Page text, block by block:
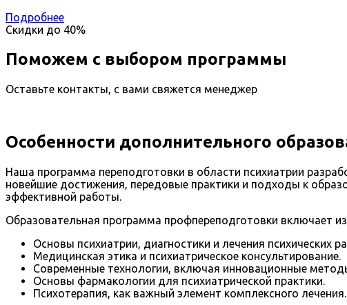
Подробнее
Скидки до 40%
Поможем с выбором программы
Оставьте контакты, с вами свяжется менеджер
Особенности дополнительного
Наша программа переподготовки в области психиатрии
новейшие достижения, передовые практики и подходы к
эффективной работы.
Образовательная программа профпереподготовки включает
Основы психиатрии, диагностики и лечения психических
Медицинская этика и психиатрическое консультирование.
Современные технологии, включая инновационные
Основы фармакологии для психиатрической практики.
Психотерапия, как важный элемент комплексного лечения.